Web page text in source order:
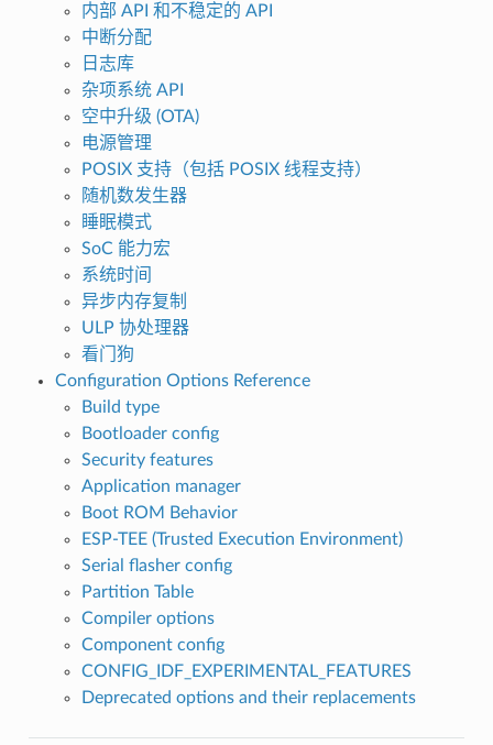
内部 API 和不稳定的 API
中断分配
日志库
杂项系统 API
空中升级 (OTA)
电源管理
POSIX 支持（包括 POSIX 线程支持）
随机数发生器
睡眠模式
SoC 能力宏
系统时间
异步内存复制
ULP 协处理器
看门狗
Configuration Options Reference
Build type
Bootloader config
Security features
Application manager
Boot ROM Behavior
ESP-TEE (Trusted Execution Environment)
Serial flasher config
Partition Table
Compiler options
Component config
CONFIG_IDF_EXPERIMENTAL_FEATURES
Deprecated options and their replacements